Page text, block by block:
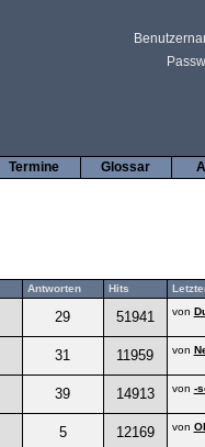
Glossar
Termine
Antworten Hits
29 51941 von
31 11959 von
39 14913 von -
5 12169 von